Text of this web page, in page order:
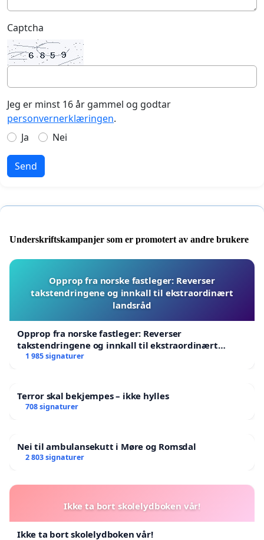
Captcha
Jeg er minst 16 år gammel og godtar
personvernerklæringen.
Ja
Nei
Send
Underskriftskampanjer som er promotert av andre brukere
Opprop fra norske fastleger: Reverser
takstendringene og innkall til ekstraordinært
landsråd
Opprop fra norske fastleger: Reverser
takstendringene og innkall til ekstraordinært
landsråd
1 985 signaturer
Terror skal bekjempes – ikke hylles
708 signaturer
Nei til ambulansekutt i Møre og Romsdal
2 803 signaturer
Ikke ta bort skolelydboken vår!
Ikke ta bort skolelydboken vår!